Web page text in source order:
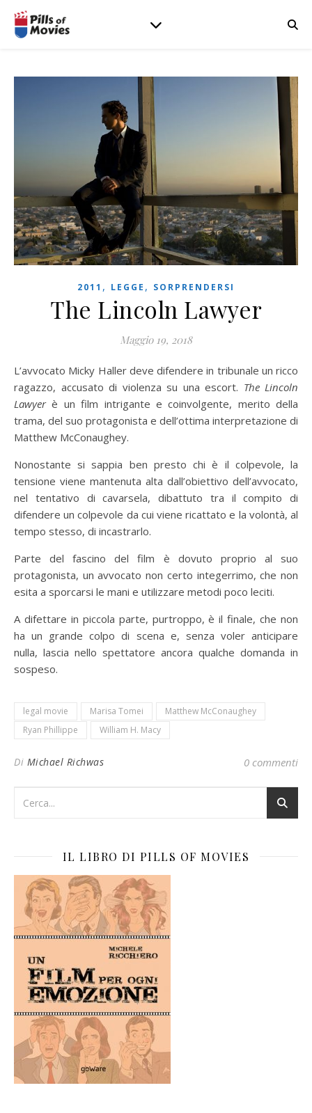
2011 , LEGGE , SORPRENDERSI
The Lincoln Lawyer
Maggio 19, 2018
L’avvocato Micky Haller deve difendere in tribunale un ricco
ragazzo, accusato di violenza su una escort. The Lincoln
Lawyerè un film intrigante e coinvolgente, merito della
trama, del suo protagonista e dell’ottima interpretazione di
Matthew McConaughey.
Nonostante si sappia ben presto chi è il colpevole, la
tensione viene mantenuta alta dall’obiettivo dell’avvocato,
nel tentativo di cavarsela, dibattuto tra il compito di
difendere un colpevole da cui viene ricattato e la volontà, al
tempo stesso, di incastrarlo.
Parte del fascino del film è dovuto proprio al suo
protagonista, un avvocato non certo integerrimo, che non
esita a sporcarsi le mani e utilizzare metodi poco leciti.
A difettare in piccola parte, purtroppo, è il finale, che non
ha un grande colpo di scena e, senza voler anticipare
nulla, lascia nello spettatore ancora qualche domanda in
sospeso.
legal movie Marisa Tomei
Matthew McConaughey
Ryan Phillippe
William H. Macy
Di Michael Richwas 0 commenti
IL LIBRO DI PILLS OF MOVIES